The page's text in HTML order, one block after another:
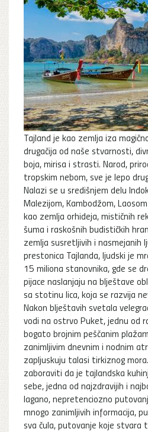
Tajland je kao zemlja iza
drugačija od naše stvarnosti,
boja, mirisa i strasti. Narod,
tropskim nebom, sve je lepo
Nalazi se u središnjem delu
Malezijom, Kambodžom,
kao zemlja orhideja, mističnih
šuma i raskošnih budističkih
zemlja susretljivih i nasmejanih
prestonica Tajlanda, ljudski je
15 miliona stanovnika, gde se
pijace naslanjaju na blještave
sa stotinu lica, koja se razvija
Nakon blještavih svetala
vodi na ostrvo Puket, jednu od
bogato brojnim peščanim
zanimljivim dnevnim i nodnim
zapljuskuju talasi tirkiznog
zaboraviti da je tajlandska
sebe, jedna od najzdravijih i
lagano, nepretenciozno
mnogo zanimljivih informacija,
sva čula, putovanje koje stvara